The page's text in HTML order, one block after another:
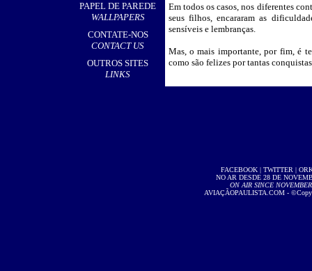
PAPEL DE PAREDE
WALLPAPERS
CONTATE-NOS
CONTACT US
OUTROS SITES
LINKS
Em todos os casos, nos diferentes
seus filhos, encararam as
sensíveis e lembranças.
Mas, o mais importante, por fim, é
como são felizes por tantas
FACEBOOK| TWITTER |
NO AR DESDE 28 DE
ON AIR SINCE
AVIAÇÃOPAULISTA.COM -